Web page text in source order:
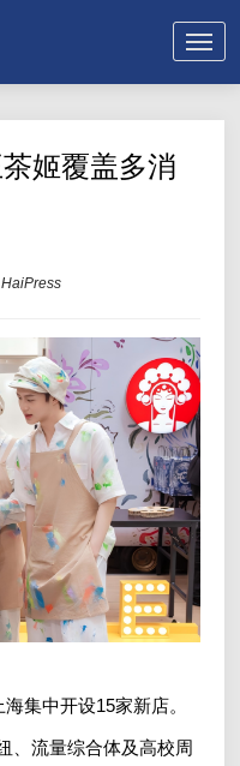
姬覆盖多消
HaiPress
集中开设15家新店。
、流量综合体及高校周